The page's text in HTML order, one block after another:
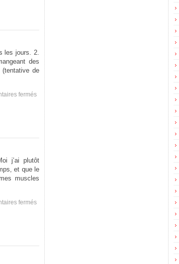
les jours. 2.
des
de
ferméssur
hooOHOOHoOHOohOH
j’ai plutôt
et que le
muscles
ferméssur
Avec
l’âge